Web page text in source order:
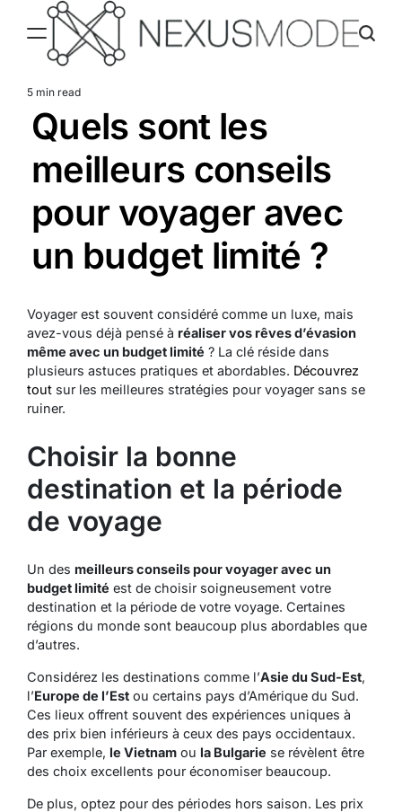
content
Estimated
read
time
5 min read
Quels sont les
meilleurs conseils
pour voyager avec
un budget limité ?
Voyager est souvent considéré comme un luxe, mais
avez-vous déjà pensé à réaliser vos rêves d’évasion
même avec un budget limité ? La clé réside dans
plusieurs astuces pratiques et abordables. Découvrez
tout sur les meilleures stratégies pour voyager sans se
ruiner.
Choisir la bonne
destination et la période
de voyage
Un des meilleurs conseils pour voyager avec un
budget limité est de choisir soigneusement votre
destination et la période de votre voyage. Certaines
régions du monde sont beaucoup plus abordables que
d’autres.
Considérez les destinations comme l’Asie du Sud-Est,
l’Europe de l’Est ou certains pays d’Amérique du Sud.
Ces lieux offrent souvent des expériences uniques à
des prix bien inférieurs à ceux des pays occidentaux.
Par exemple, le Vietnam ou la Bulgarie se révèlent être
des choix excellents pour économiser beaucoup.
De plus, optez pour des périodes hors saison. Les prix